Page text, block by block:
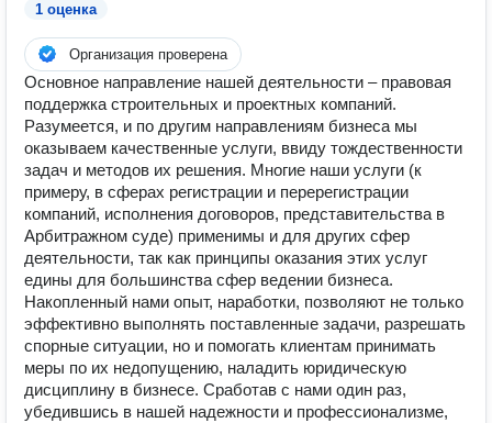
1 оценка
Организация проверена
Основное направление нашей деятельности – правовая
поддержка строительных и проектных компаний.
Разумеется, и по другим направлениям бизнеса мы
оказываем качественные услуги, ввиду тождественности
задач и методов их решения. Многие наши услуги (к
примеру, в сферах регистрации и перерегистрации
компаний, исполнения договоров, представительства в
Арбитражном суде) применимы и для других сфер
деятельности, так как принципы оказания этих услуг
едины для большинства сфер ведении бизнеса.
Накопленный нами опыт, наработки, позволяют не только
эффективно выполнять поставленные задачи, разрешать
спорные ситуации, но и помогать клиентам принимать
меры по их недопущению, наладить юридическую
дисциплину в бизнесе. Сработав с нами один раз,
убедившись в нашей надежности и профессионализме,